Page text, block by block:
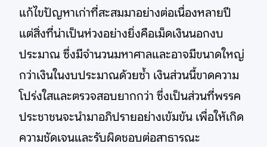
แก้ไขปัญหาเก่าที่สะสมมาอย่างต่อเนื่องหลายปี
แต่สิ่งที่น่าเป็นห่วงอย่างยิ่งคือเม็ดเงินนอกงบ
ประมาณ ซึ่งมีจำนวนมหาศาลและอาจมีขนาดใหญ่
กว่าเงินในงบประมาณด้วยซ้ำ เงินส่วนนี้ขาดความ
โปร่งใสและตรวจสอบยากกว่า ซึ่งเป็นส่วนที่พรรค
ประชาชนจะนำมาอภิปรายอย่างเข้มข้น เพื่อให้เกิด
ความชัดเจนและรับผิดชอบต่อสาธารณะ